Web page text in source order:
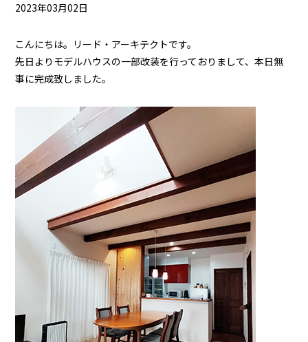
2023年03月02日
こんにちは。リード・アーキテクトです。
先日よりモデルハウスの一部改装を行っておりまして、本日無
事に完成致しました。